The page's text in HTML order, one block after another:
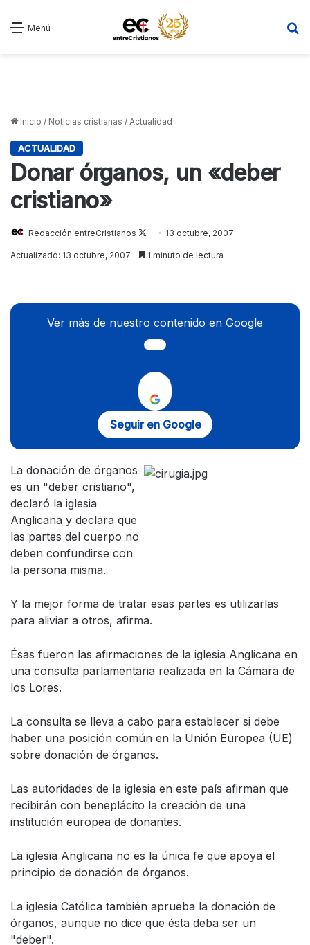
Menú
Inicio / Noticias cristianas / Actualidad
ACTUALIDAD
Donar órganos, un «deber
cristiano»
Redacción entreCristianos
Follow
on
13 octubre, 2007
Actualizado: 13 octubre, 2007 1 minuto de lectura
Ver más de nuestro contenido en Google
Seguir en Google
La donación de órganos
es un "deber cristiano",
declaró la iglesia
Anglicana y declara que
las partes del cuerpo no
deben confundirse con
la persona misma.
Y la mejor forma de tratar esas partes es utilizarlas
para aliviar a otros, afirma.
Ésas fueron las afirmaciones de la iglesia Anglicana en
una consulta parlamentaria realizada en la Cámara de
los Lores.
La consulta se lleva a cabo para establecer si debe
haber una posición común en la Unión Europea (UE)
sobre donación de órganos.
Las autoridades de la iglesia en este país afirman que
recibirán con beneplácito la creación de una
institución europea de donantes.
La iglesia Anglicana no es la única fe que apoya el
principio de donación de órganos.
La iglesia Católica también aprueba la donación de
órganos, aunque no dice que ésta deba ser un
"deber".